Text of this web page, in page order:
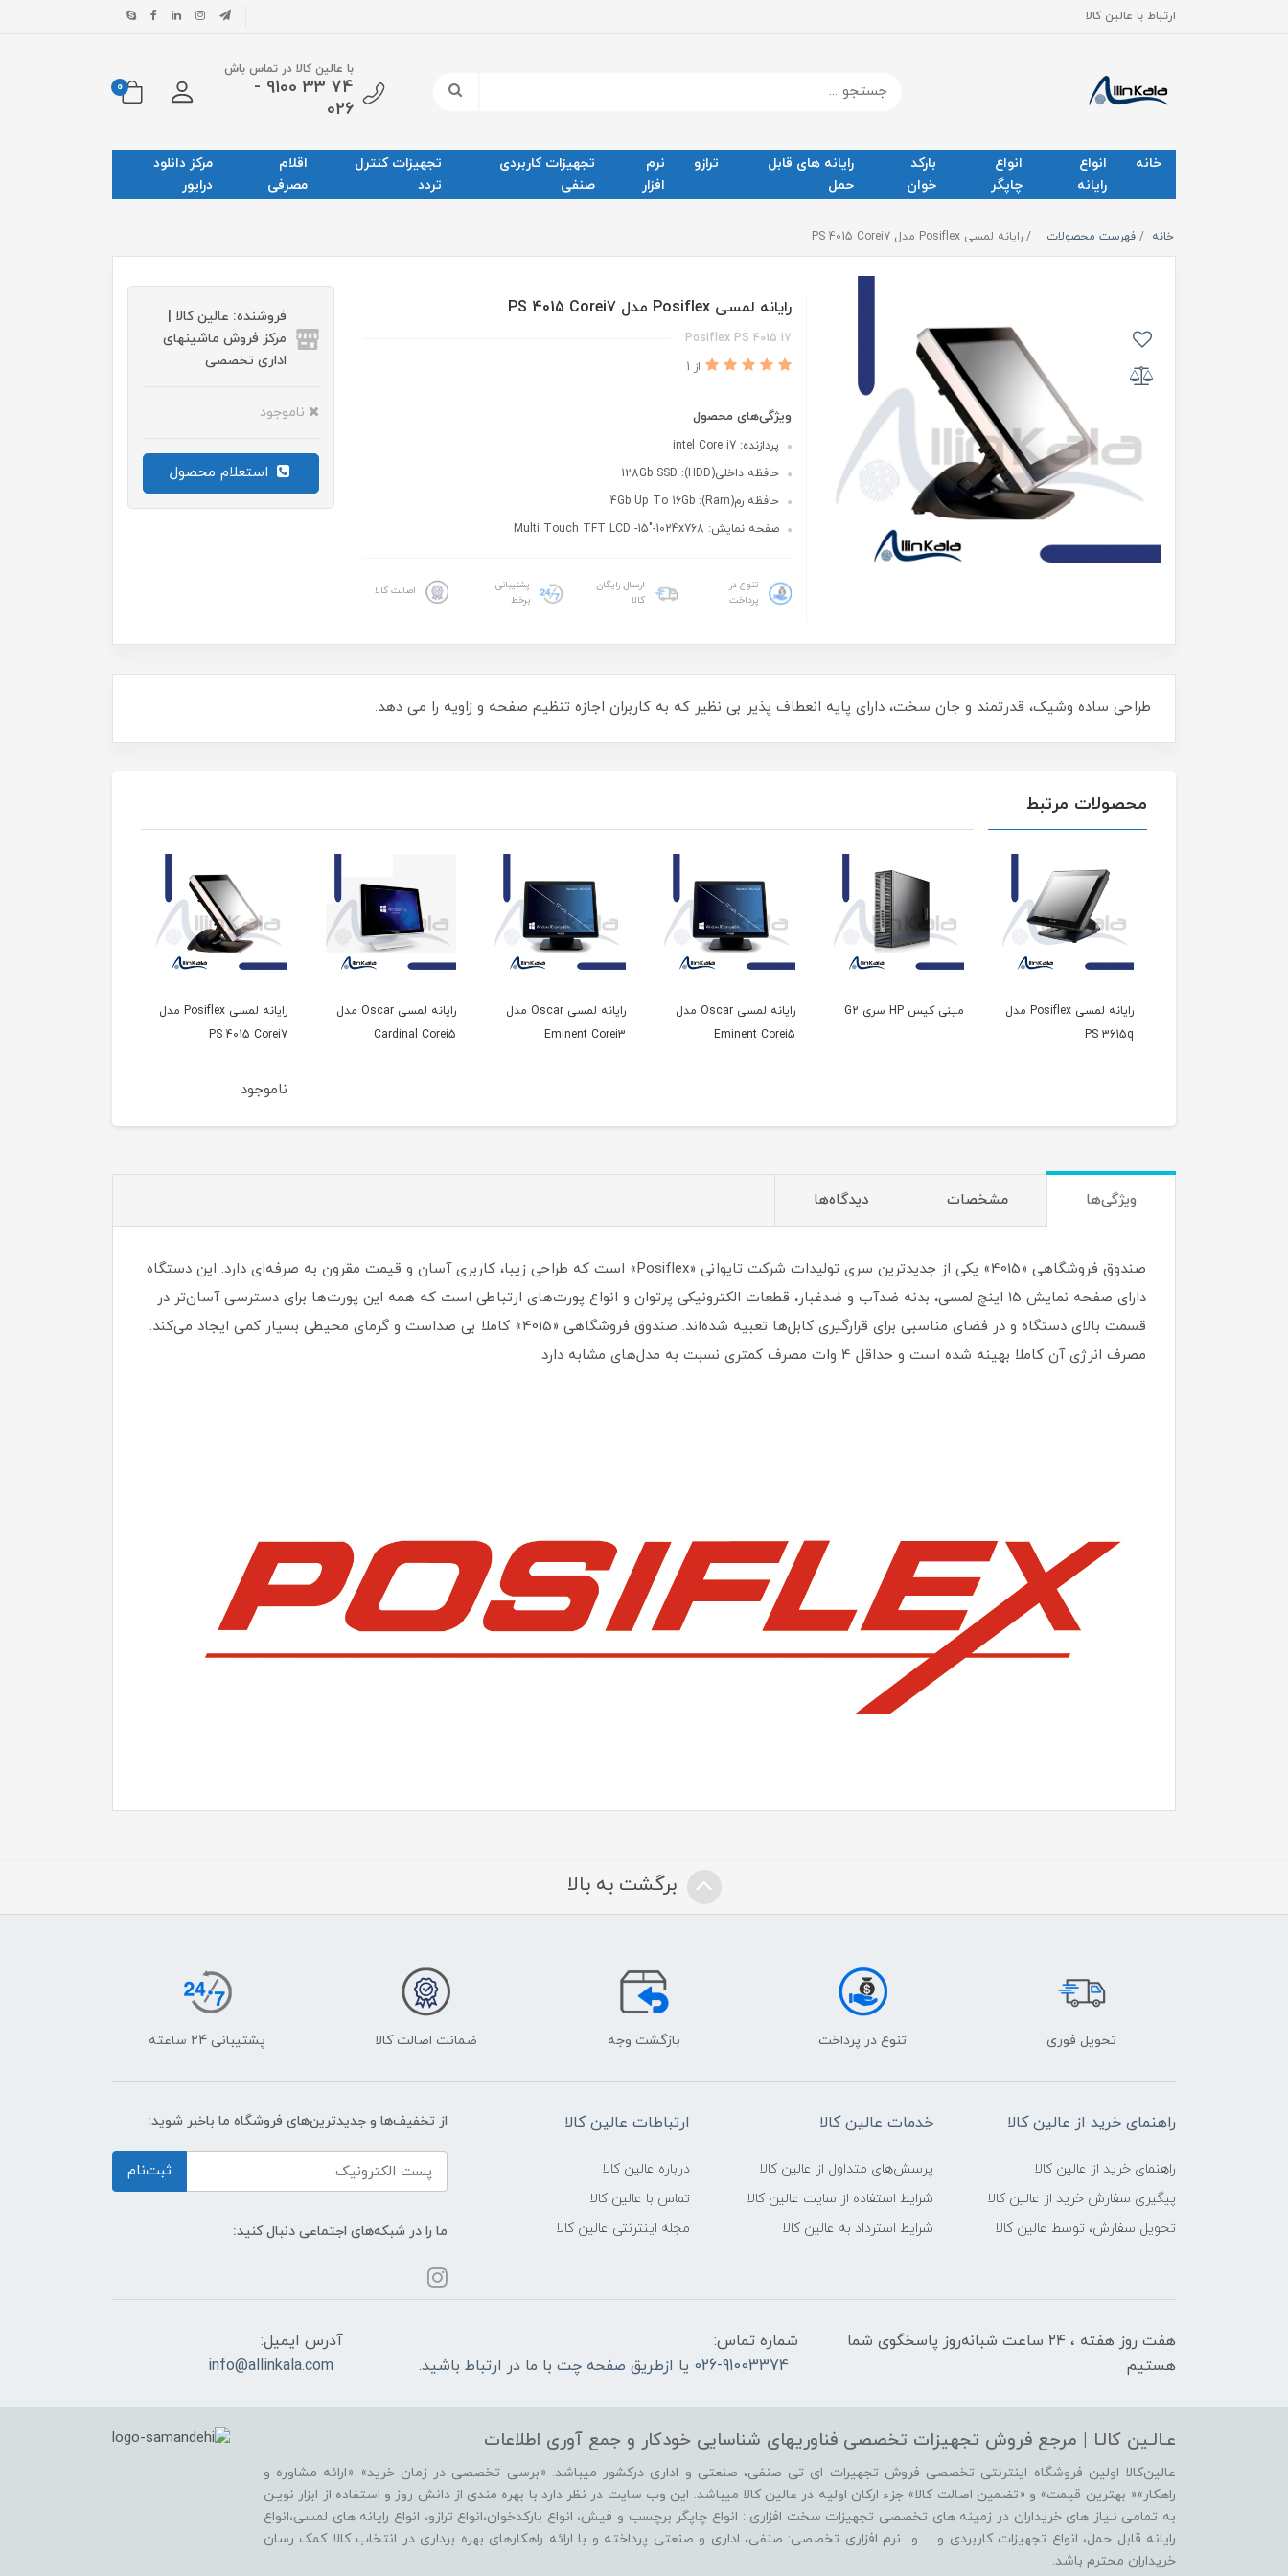
ارتباط با عالین کالا
با عالین کالا در تماس باش
74 33 9100 -
026
0
خانه
انواع
رایانه
انواع
چاپگر
بارکد
خوان
رایانه های قابل
حمل
ترازو
نرم
افزار
تجهیزات کاربردی
صنفی
تجهیزات کنترل
تردد
اقلام
مصرفی
مرکز دانلود
درایور
خانه فهرست محصولات رایانه لمسی Posiflex مدل PS 4015 Corei7
رایانه لمسی Posiflex مدل PS 4015 Corei7
Posiflex PS 4015 i7
از 1
ویژگی‌های محصول
پردازنده: intel Core i7
حافظه داخلی(HDD): 128Gb SSD
حافظه رم(Ram): 4Gb Up To 16Gb
صفحه نمایش: Multi Touch TFT LCD -15"-1024x768
تنوع در
پرداخت
ارسال رایگان
کالا
پشتیبانی
برخط
اصالت کالا
فروشنده: عالین کالا |
مرکز فروش ماشینهای
اداری تخصصی
ناموجود
طراحی ساده وشیک، قدرتمند و جان سخت، دارای پایه انعطاف پذیر بی نظیر که به کاربران اجازه تنظیم صفحه و زاویه را می دهد.
محصولات مرتبط
رایانه لمسی Posiflex مدل
PS 3615q
مینی کیس HP سری G2
رایانه لمسی Oscar مدل
Eminent Corei5
رایانه لمسی Oscar مدل
Eminent Corei3
رایانه لمسی Oscar مدل
Cardinal Corei5
رایانه لمسی Posiflex مدل
PS 4015 Corei7
ناموجود
ویژگی‌ها مشخصات دیدگاه‌ها
صندوق فروشگاهی «4015» یکی از جدیدترین سری تولیدات شرکت تایوانی «Posiflex» است که طراحی زیبا، کاربری آسان و قیمت مقرون به صرفه‌ای دارد. این دستگاه
دارای صفحه نمایش 15 اینچ لمسی، بدنه ضدآب و ضدغبار، قطعات الکترونیکی پرتوان و انواع پورت‌های ارتباطی است که همه این پورت‌ها برای دسترسی آسان‌تر در
قسمت بالای دستگاه و در فضای مناسبی برای قرارگیری کابل‌ها تعبیه شده‌اند. صندوق فروشگاهی «4015» کاملا بی صداست و گرمای محیطی بسیار کمی ایجاد می‌کند.
مصرف انرژی آن کاملا بهینه شده است و حداقل 4 وات مصرف کمتری نسبت به مدل‌های مشابه دارد.
برگشت به بالا
تحویل فوری تنوع در پرداخت بازگشت وجه ضمانت اصالت کالا پشتیبانی 24 ساعته
راهنمای خرید از عالین کالا
راهنمای خرید از عالین کالا
پیگیری سفارش خرید از عالین کالا
تحویل سفارش، توسط عالین کالا
خدمات عالین کالا
پرسش‌های متداول از عالین کالا
شرایط استفاده از سایت عالین کالا
شرایط استرداد به عالین کالا
ارتباطات عالین کالا
درباره عالین کالا
تماس با عالین کالا
مجله اینترنتی عالین کالا
از تخفیف‌ها و جدیدترین‌های فروشگاه ما باخبر شوید:
ثبت‌نام
ما را در شبکه‌های اجتماعی دنبال کنید:
هفت روز هفته ، ۲۴ ساعت شبانه‌روز پاسخگوی شما
هستیم
شماره تماس:
026-91003374 یا ازطریق صفحه چت با ما در ارتباط باشید.
آدرس ایمیل:
info@allinkala.com
عـالـین کالـا | مرجع فروش‌ تجهیزات تخصصی فناوریهای شناسایی‌ خودکار‌ و‌ جمع آوری اطلاعات
عالین‌کالا اولین فروشگاه اینترنتی تخصصی فروش تجهیرات ای تی صنفی، صنعتی و اداری درکشور میباشد. «برسی تخصصی در زمان خرید» «ارائه مشاوره و
راهکار»« بهترین قیمت» و «تضمین اصالت کالا» جزء ارکان اولیه در عالین کالا میباشد. این وب سایت در نظر دارد با بهره مندی از دانش روز و استفاده از ابزار نویـن
به تمامی نـیاز های خریداران در زمینه های تخصصی تجهیزات سخت افزاری : انواع چاپگر برچسب و فیش، انواع بارکدخوان،انواع ترازو، انواع رایانه های لمسی،انواع
رایانه قابل حمل، انواع تجهیزات کاربردی و ... و نرم افزاری تخصصی: صنفی، اداری و صنعتی پرداخته و با ارائه راهکارهای بهره برداری در انتخاب کالا کمک رسان
خریداران محترم باشد.